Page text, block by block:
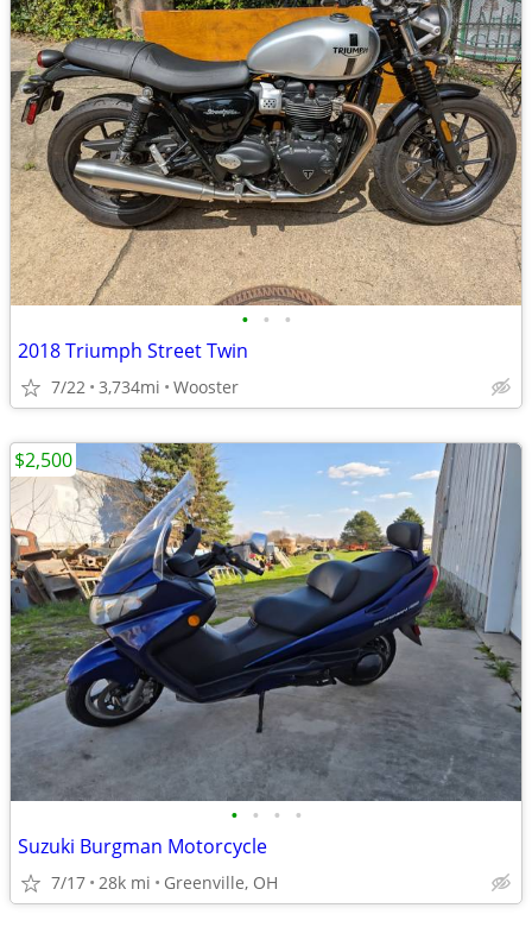
• • •
2018 Triumph Street Twin
7/22 3,734mi Wooster
• • • •
Suzuki Burgman Motorcycle
7/17 28k mi Greenville, OH
$2,500